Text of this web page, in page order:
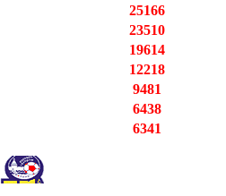
25166
23510
19614
12218
9481
6438
6341